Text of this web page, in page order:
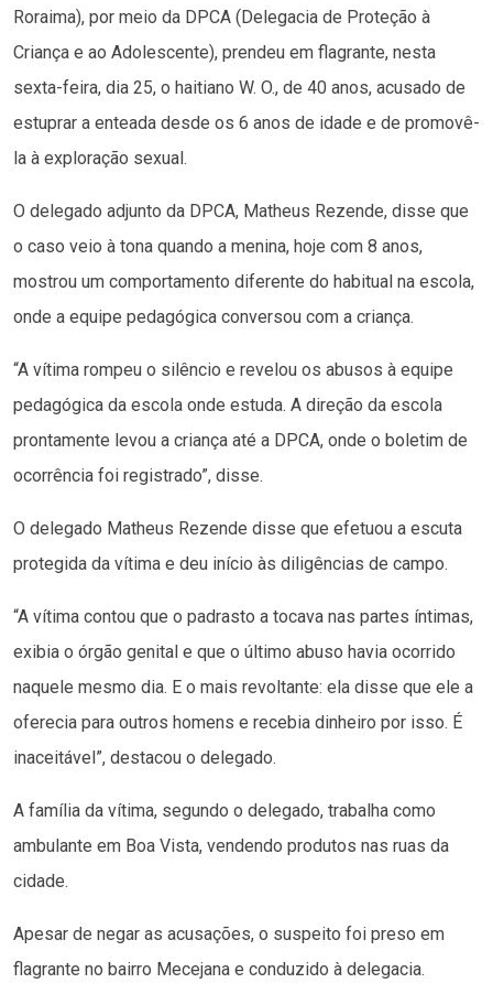
Roraima), por meio da DPCA (Delegacia de Proteção à
Criança e ao Adolescente), prendeu em flagrante, nesta
sexta-feira, dia 25, o haitiano W. O., de 40 anos, acusado de
estuprar a enteada desde os 6 anos de idade e de promovê-
la à exploração sexual.
O delegado adjunto da DPCA, Matheus Rezende, disse que
o caso veio à tona quando a menina, hoje com 8 anos,
mostrou um comportamento diferente do habitual na escola,
onde a equipe pedagógica conversou com a criança.
“A vítima rompeu o silêncio e revelou os abusos à equipe
pedagógica da escola onde estuda. A direção da escola
prontamente levou a criança até a DPCA, onde o boletim de
ocorrência foi registrado”, disse.
O delegado Matheus Rezende disse que efetuou a escuta
protegida da vítima e deu início às diligências de campo.
“A vítima contou que o padrasto a tocava nas partes íntimas,
exibia o órgão genital e que o último abuso havia ocorrido
naquele mesmo dia. E o mais revoltante: ela disse que ele a
oferecia para outros homens e recebia dinheiro por isso. É
inaceitável”, destacou o delegado.
A família da vítima, segundo o delegado, trabalha como
ambulante em Boa Vista, vendendo produtos nas ruas da
cidade.
Apesar de negar as acusações, o suspeito foi preso em
flagrante no bairro Mecejana e conduzido à delegacia.